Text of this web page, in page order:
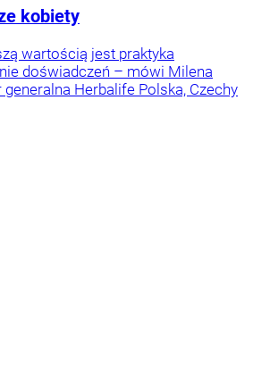
kobiety
wartością jest praktyka
doświadczeń – mówi Milena
Herbalife Polska, Czechy